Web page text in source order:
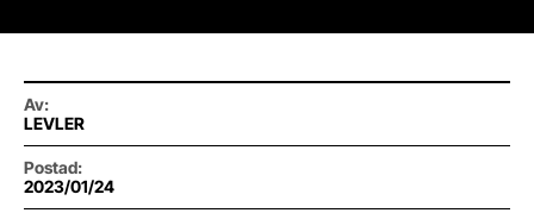
Av:
LEVLER
Postad:
2023/01/24